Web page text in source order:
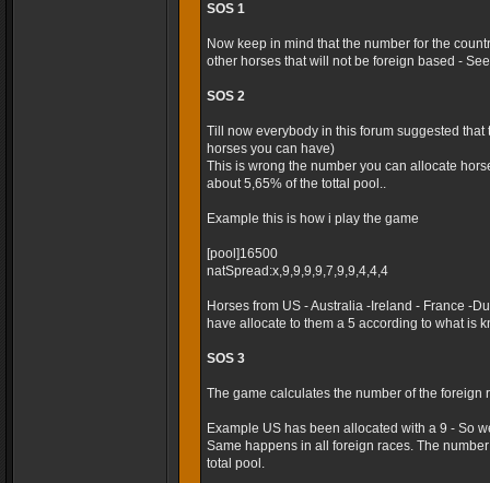
SOS 1
Now keep in mind that the number for the
other horses that will not be foreign based -
SOS 2
Till now everybody in this forum suggested
horses you can have)
This is wrong the number you can allocate
about 5,65% of the tottal pool..
Example this is how i play the game
[pool]16500
natSpread:x,9,9,9,9,7,9,9,4,4,4
Horses from US - Australia -Ireland - France -
have allocate to them a 5 according to what is
SOS 3
The game calculates the number of the foreign
Example US has been allocated with a 9 - So
Same happens in all foreign races. The
total pool.